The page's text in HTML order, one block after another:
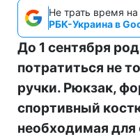
Не трать время
РБК-Украина в
До 1 сентября
потратиться не
ручки. Рюкзак,
спортивный
необходимая для